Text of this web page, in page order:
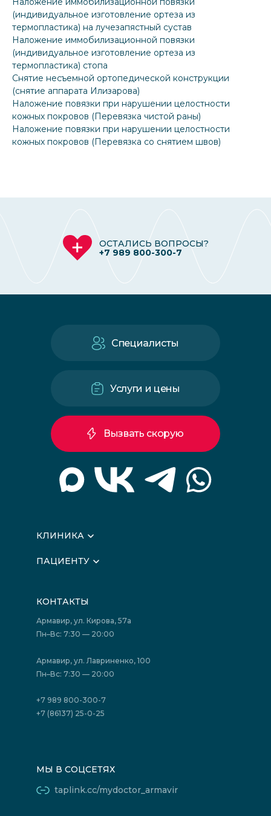
(индивидуальное изготовление ортеза из
термопластика) на лучезапястный сустав
Наложение иммобилизационной повязки
(индивидуальное изготовление ортеза из
термопластика) стопа
Снятие несъемной ортопедической конструкции
(снятие аппарата Илизарова)
Наложение повязки при нарушении целостности
кожных покровов (Перевязка чистой раны)
Наложение повязки при нарушении целостности
кожных покровов (Перевязка со снятием швов)
ОСТАЛИСЬ ВОПРОСЫ?
+7 989 800-300-7
КЛИНИКА
Вышестоящие организации
Лицензии
Фотогалерея
Политика конфиденциальности
Акции
ПАЦИЕНТУ
Подготовка к сдаче анализов
Акции
Отзывы
Государственные программы
Юридическим лицам
Специалисты
Услуги и цены
Вызвать скорую
КОНТАКТЫ
Армавир, ул. Кирова, 57а
Пн–Вс: 7:30 — 20:00
Армавир, ул. Лавриненко, 100
Пн–Вс: 7:30 — 20:00
+7 989 800-300-7
+7 (86137) 25-0-25
МЫ В СОЦСЕТЯХ
taplink.cc/mydoctor_armavir